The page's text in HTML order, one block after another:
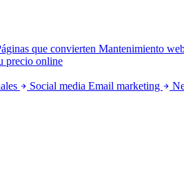
que convierten Mantenimiento
precio online
Social media Email marketing